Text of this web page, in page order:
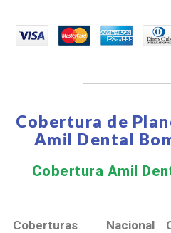
Cobertura de
Amil Dental
Cobertura Amil
Coberturas
Nacional